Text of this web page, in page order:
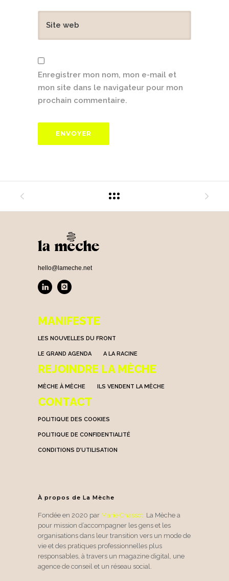
Enregistrer mon nom, mon e-mail et
mon site dans le navigateur pour mon
prochain commentaire.
hello@lameche.net
MANIFESTE
LES NOUVELLES DU FRONT
LE GRAND AGENDA A LA RACINE
REJOINDRE LA MÈCHE
MÈCHE À MÈCHE ILS VENDENT LA MÈCHE
CONTACT
POLITIQUE DES COOKIES
POLITIQUE DE CONFIDENTIALITÉ
CONDITIONS D’UTILISATION
À propos de La Mèche
Fondée en 2020 par Marie Chassot La Mèche a
pour mission d’accompagner les gens et les
organisations dans leur transition vers un mode de
vie et des pratiques professionnelles plus
responsables, à travers un magazine digital, une
agence de conseil et un réseau social.